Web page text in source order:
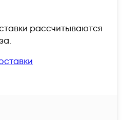
рассчитываются